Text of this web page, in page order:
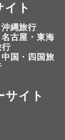
イト
沖縄旅行
名古屋・東海
行
中国・四国旅
サイト